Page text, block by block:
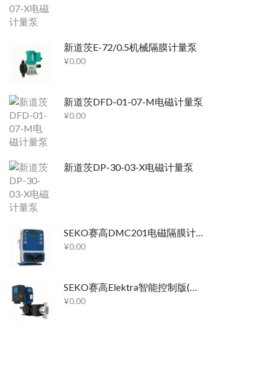
新道茨E-72/0.5机械隔膜计量泵
¥0.00
新道茨DFD-01-07-M电磁计量泵
¥0.00
新道茨DP-30-03-X电磁计量泵
SEKO赛高DMC201电磁隔膜计量泵
¥0.00
SEKO赛高Elektra智能控制版(基于MS1/PS1/PS2)机械隔膜计量泵
¥0.00